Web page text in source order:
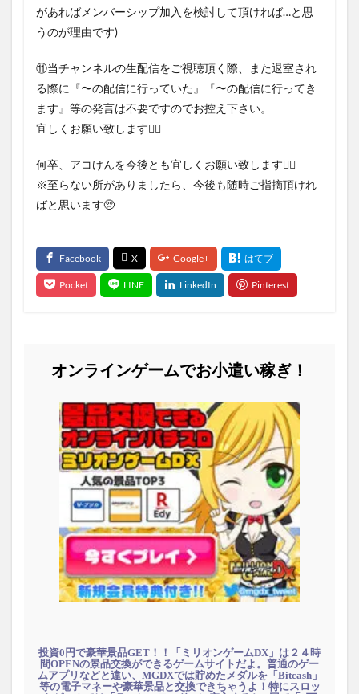
があればメンバーシップ加入を検討して頂ければ…と思
うのが理由です)
⑪当チャンネルの生配信をご視聴頂く際、また退室され
る際に『〜の配信に行っていた』『〜の配信に行ってき
ます』等の発言は不要ですのでお控え下さい。
宜しくお願い致します🙇‍♂
何卒、アコけんを今後とも宜しくお願い致します🙇‍♂
※至らない所がありましたら、今後も随時ご指摘頂けれ
ばと思います🥺
オンラインゲームでお小遣い稼ぎ！
投資0円で豪華景品GET！！「ミリオンゲームDX」は２４時
間OPENの景品交換ができるゲームサイトだよ。普通のゲー
ムアプリなどと違い、MGDXでは貯めたメダルを「Bitcash」
等の電子マネーや豪華景品と交換できちゃうよ！特にスロッ